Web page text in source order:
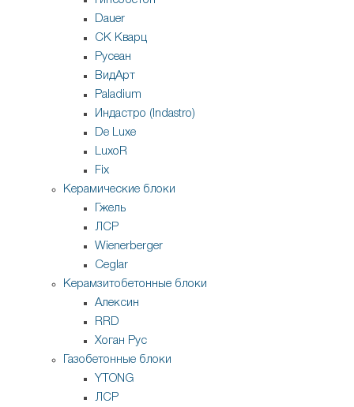
Dauer
СК Кварц
Русеан
ВидАрт
Paladium
Индастро (Indastro)
De Luxe
LuxoR
Fix
Керамические блоки
Гжель
ЛСР
Wienerberger
Ceglar
Керамзитобетонные блоки
Алексин
RRD
Хоган Рус
Газобетонные блоки
YTONG
ЛСР